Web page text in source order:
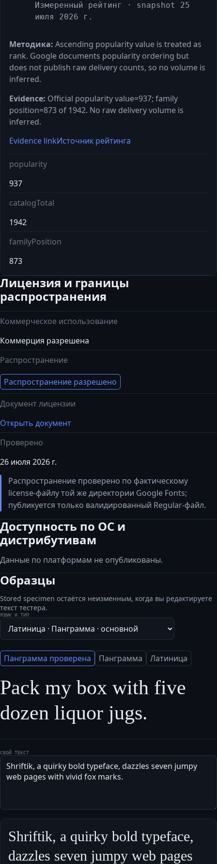
Измеренный рейтинг
· snapshot 25
июля 2026 г.
Методика: Ascending popularity value is treated as
rank. Google documents popularity ordering but
does not publish raw delivery counts, so no volume is
inferred.
Evidence: Official popularity value=937; family
position=873 of 1942. No raw delivery volume is
inferred.
Evidence linkИсточник рейтинга
popularity
937
catalogTotal
1942
familyPosition
873
Лицензия и границы
распространения
Коммерческое использование
Коммерция разрешена
Распространение
Распространение разрешено
Документ лицензии
Открыть документ
Проверено
26 июля 2026 г.
Распространение проверено по фактическому
license-файлу той же директории Google Fonts;
публикуется только валидированный Regular-файл.
Доступность по ОС и
дистрибутивам
Данные по платформам не опубликованы.
Образцы
Stored specimen остаётся неизменным, когда вы редактируете
текст тестера.
ЯЗЫК И ТИП
Панграмма проверена Панграмма Латиница
Pack my box with five
dozen liquor jugs.
СВОЙ ТЕКСТ
Shriftik, a quirky bold typeface,
dazzles seven jumpy web pages